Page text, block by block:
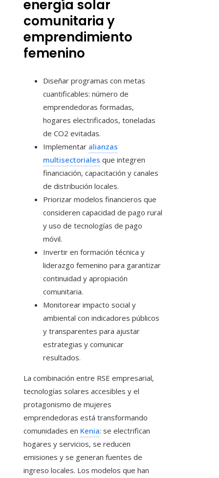
energía solar
comunitaria y
emprendimiento
femenino
Diseñar programas con metas
cuantificables: número de
emprendedoras formadas,
hogares electrificados, toneladas
de CO2 evitadas.
Implementar alianzas
multisectoriales que integren
financiación, capacitación y canales
de distribución locales.
Priorizar modelos financieros que
consideren capacidad de pago rural
y uso de tecnologías de pago
móvil.
Invertir en formación técnica y
liderazgo femenino para garantizar
continuidad y apropiación
comunitaria.
Monitorear impacto social y
ambiental con indicadores públicos
y transparentes para ajustar
estrategias y comunicar
resultados.
La combinación entre RSE empresarial,
tecnologías solares accesibles y el
protagonismo de mujeres
emprendedoras está transformando
comunidades en Kenia: se electrifican
hogares y servicios, se reducen
emisiones y se generan fuentes de
ingreso locales. Los modelos que han